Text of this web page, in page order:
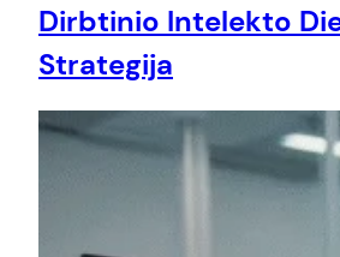
Dirbtinio Intelekto
Strategija